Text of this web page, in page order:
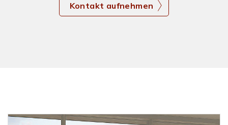
Kontakt aufnehmen